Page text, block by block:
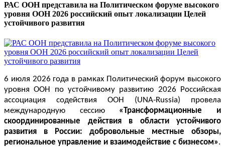
РАС ООН представила на Политическом форуме высокого
уровня ООН 2026 российский опыт локализации Целей
устойчивого развития
6 июля 2026 года в рамках Политический форум высокого
уровня ООН по устойчивому развитию 2026 Российская
ассоциация содействия ООН (UNA-Russia) провела
международную сессию «Трансформационные и
скоординированные действия в области устойчивого
развития в России: добровольные местные обзоры,
региональное управление и взаимодействие с бизнесом».